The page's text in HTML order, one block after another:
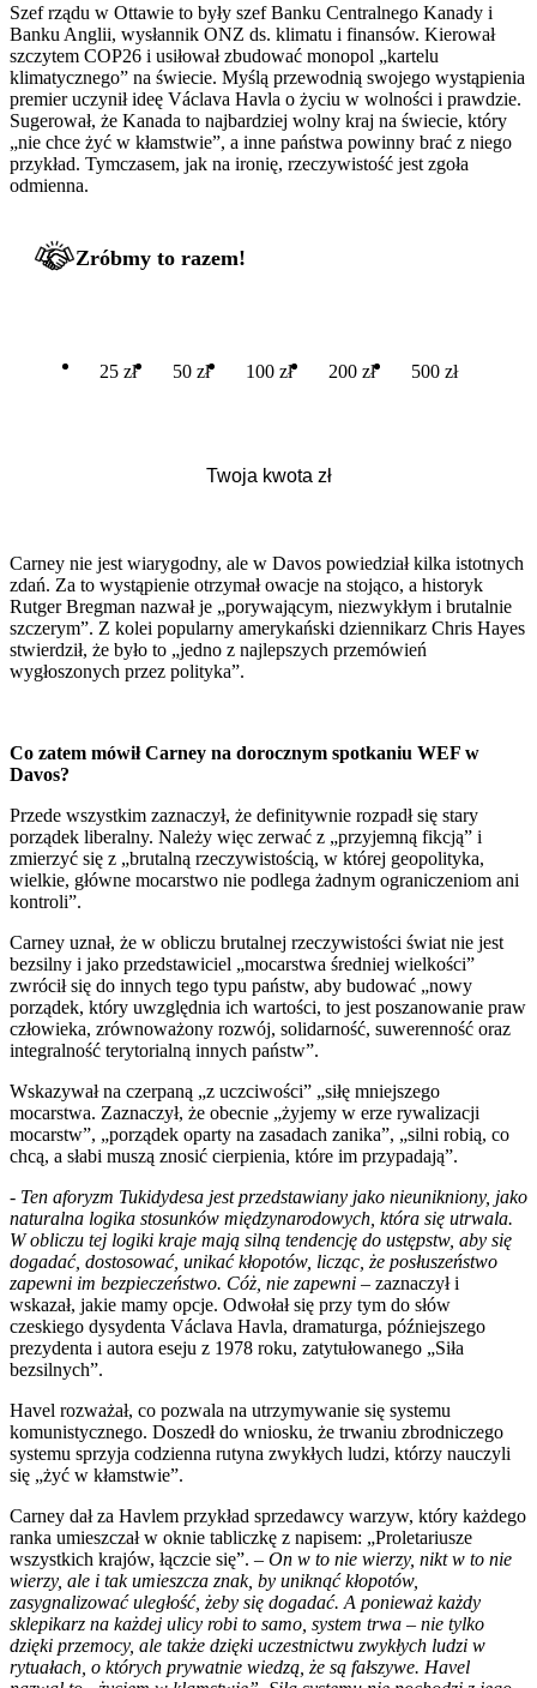
Szef rządu w Ottawie to były szef Banku Centralnego Kanady i
Banku Anglii, wysłannik ONZ ds. klimatu i finansów. Kierował
szczytem COP26 i usiłował zbudować monopol „kartelu
klimatycznego” na świecie. Myślą przewodnią swojego wystąpienia
premier uczynił ideę Václava Havla o życiu w wolności i prawdzie.
Sugerował, że Kanada to najbardziej wolny kraj na świecie, który
„nie chce żyć w kłamstwie”, a inne państwa powinny brać z niego
przykład. Tymczasem, jak na ironię, rzeczywistość jest zgoła
odmienna.
Zróbmy to razem!
25 zł 50 zł 100 zł 200 zł 500 zł
Carney nie jest wiarygodny, ale w Davos powiedział kilka istotnych
zdań. Za to wystąpienie otrzymał owacje na stojąco, a historyk
Rutger Bregman nazwał je „porywającym, niezwykłym i brutalnie
szczerym”. Z kolei popularny amerykański dziennikarz Chris Hayes
stwierdził, że było to „jedno z najlepszych przemówień
wygłoszonych przez polityka”.
Co zatem mówił Carney na dorocznym spotkaniu WEF w
Davos?
Przede wszystkim zaznaczył, że definitywnie rozpadł się stary
porządek liberalny. Należy więc zerwać z „przyjemną fikcją” i
zmierzyć się z „brutalną rzeczywistością, w której geopolityka,
wielkie, główne mocarstwo nie podlega żadnym ograniczeniom ani
kontroli”.
Carney uznał, że w obliczu brutalnej rzeczywistości świat nie jest
bezsilny i jako przedstawiciel „mocarstwa średniej wielkości”
zwrócił się do innych tego typu państw, aby budować „nowy
porządek, który uwzględnia ich wartości, to jest poszanowanie praw
człowieka, zrównoważony rozwój, solidarność, suwerenność oraz
integralność terytorialną innych państw”.
Wskazywał na czerpaną „z uczciwości” „siłę mniejszego
mocarstwa. Zaznaczył, że obecnie „żyjemy w erze rywalizacji
mocarstw”, „porządek oparty na zasadach zanika”, „​​silni robią, co
chcą, a słabi muszą znosić cierpienia, które im przypadają”.
- Ten aforyzm Tukidydesa jest przedstawiany jako nieunikniony, jako
naturalna logika stosunków międzynarodowych, która się utrwala.
W obliczu tej logiki kraje mają silną tendencję do ustępstw, aby się
dogadać, dostosować, unikać kłopotów, licząc, że posłuszeństwo
zapewni im bezpieczeństwo. Cóż, nie zapewni – zaznaczył i
wskazał, jakie mamy opcje. Odwołał się przy tym do słów
czeskiego dysydenta Václava Havla, dramaturga, późniejszego
prezydenta i autora eseju z 1978 roku, zatytułowanego „Siła
bezsilnych”.
Havel rozważał, co pozwala na utrzymywanie się systemu
komunistycznego. Doszedł do wniosku, że trwaniu zbrodniczego
systemu sprzyja codzienna rutyna zwykłych ludzi, którzy nauczyli
się „żyć w kłamstwie”.
Carney dał za Havlem przykład sprzedawcy warzyw, który każdego
ranka umieszczał w oknie tabliczkę z napisem: „Proletariusze
wszystkich krajów, łączcie się”. – On w to nie wierzy, nikt w to nie
wierzy, ale i tak umieszcza znak, by uniknąć kłopotów,
zasygnalizować uległość, żeby się dogadać. A ponieważ każdy
sklepikarz na każdej ulicy robi to samo, system trwa – nie tylko
dzięki przemocy, ale także dzięki uczestnictwu zwykłych ludzi w
rytuałach, o których prywatnie wiedzą, że są fałszywe. Havel